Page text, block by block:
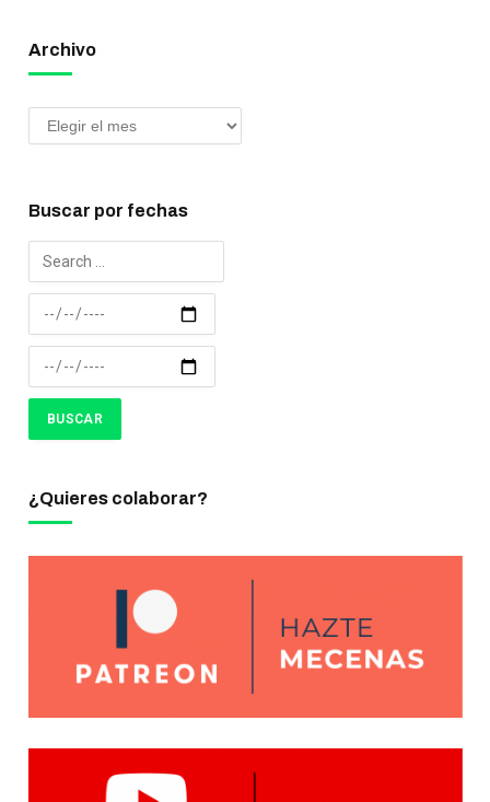
Archivo
Buscar por fechas
¿Quieres colaborar?